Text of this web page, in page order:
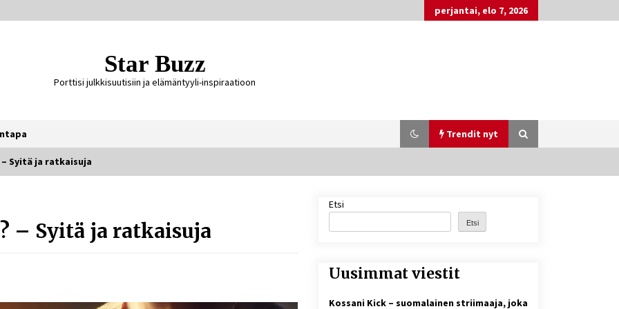
perjantai, elo 7, 2026
Star Buzz
Porttisi julkkisuutisiin ja elämäntyyli-inspiraatioon
Trendit nyt
tiedetään?
4 päivää sitten
Matti Koivisto toimittaja ikä – mitä
Ylen politiikan toimittajasta
tiedetään?
1 viikko sitten
Näin pikakasinot nopeuttavat
maksuteknologian avulla
Syitä ja ratkaisuja
– Syitä ja ratkaisuja
Etsi
Etsi
Uusimmat viestit
Kossani Kick – suomalainen striimaaja, joka